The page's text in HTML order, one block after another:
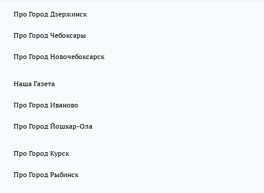
Про Город Дзержинск
Про Город Чебоксары
Про Город Новочебоксарск
Наша Газета
Про Город Иваново
Про Город Йошкар-Ола
Про Город Курск
Про Город Рыбинск